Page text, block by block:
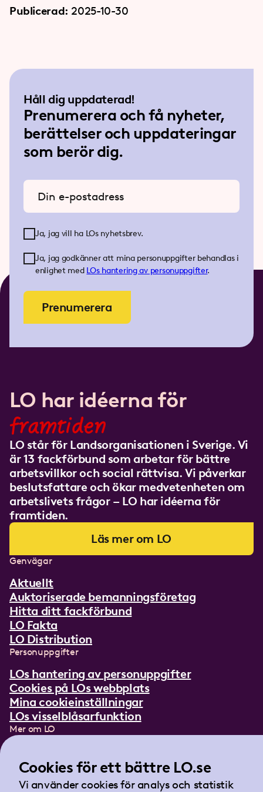
Publicerad: 2025-10-30
Håll dig uppdaterad!
Prenumerera och få nyheter,
berättelser och uppdateringar
som berör dig.
Ange din e-postadress
Ja, jag vill ha LOs nyhetsbrev.
Ja, jag godkänner att mina personuppgifter behandlas i
enlighet med LOs hantering av personuppgifter.
Prenumerera
LO har idéerna för
framtiden
LO står för Landsorganisationen i Sverige. Vi
är 13 fackförbund som arbetar för bättre
arbetsvillkor och social rättvisa. Vi påverkar
beslutsfattare och ökar medvetenheten om
arbetslivets frågor – LO har idéerna för
framtiden.
Läs mer om LO
Genvägar
Aktuellt
Auktoriserade bemanningsföretag
Hitta ditt fackförbund
LO Fakta
LO Distribution
Personuppgifter
LOs hantering av personuppgifter
Cookies på LOs webbplats
Mina cookieinställningar
LOs visselblåsarfunktion
Mer om LO
Lättläst om LO
Teckenspråksfilm
Cookies för ett bättre LO.se
Vi använder cookies för analys och statistik